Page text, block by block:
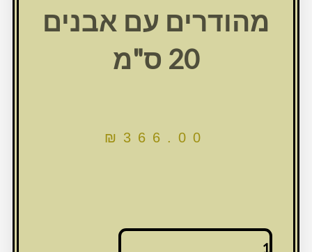
מהודרים עם אבנים
20 ס"מ
₪ 366.00
כמות